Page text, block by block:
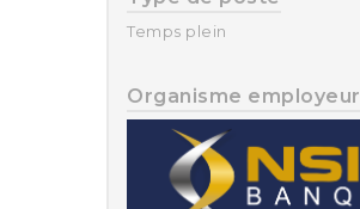
Temps plein
Organisme employeur